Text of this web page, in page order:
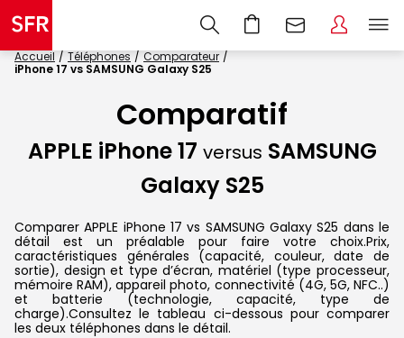
Accueil Téléphones
Comparateur
iPhone 17 vs SAMSUNG Galaxy S25
Comparatif
APPLE iPhone 17 versus SAMSUNG
Galaxy S25
Comparer APPLE iPhone 17 vs SAMSUNG Galaxy S25 dans le
détail est un préalable pour faire votre choix.Prix,
caractéristiques générales (capacité, couleur, date de
sortie), design et type d’écran, matériel (type processeur,
mémoire RAM), appareil photo, connectivité (4G, 5G, NFC..)
et batterie (technologie, capacité, type de
charge).Consultez le tableau ci-dessous pour comparer
les deux téléphones dans le détail.